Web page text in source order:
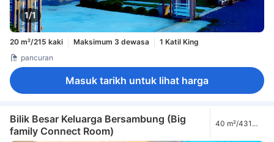
1/1
20 m²/215 kaki Maksimum 3 dewasa
1 Katil King
pancuran
Masuk tarikh untuk lihat harga
Bilik Besar Keluarga Bersambung (Big
family Connect Room)
40 m²/431